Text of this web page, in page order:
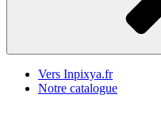
Vers Inpixya.fr
Notre catalogue